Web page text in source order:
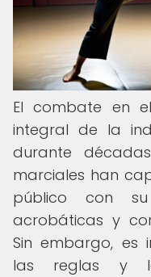
El combate en
integral de la
durante
marciales han
público con su
acrobáticas y
Sin embargo, es
las reglas y